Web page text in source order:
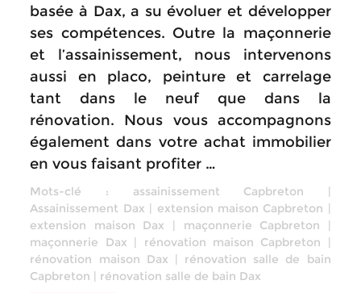
basée à Dax, a su évoluer et développer
ses compétences. Outre la maçonnerie
et l’assainissement, nous intervenons
aussi en placo, peinture et carrelage
tant dans le neuf que dans la
rénovation. Nous vous accompagnons
également dans votre achat immobilier
en vous faisant profiter …
Mots-clé : assainissement Capbreton
Assainissement Dax
extension maison Capbreton
extension maison Dax
maçonnerie Capbreton
maçonnerie Dax
rénovation maison Capbreton
rénovation maison Dax
rénovation salle de bain
Capbreton
rénovation salle de bain Dax